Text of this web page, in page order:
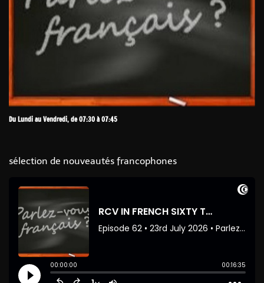
Du Lundi au Vendredi, de 07:30 à 07:45
sélection de nouveautés francophones